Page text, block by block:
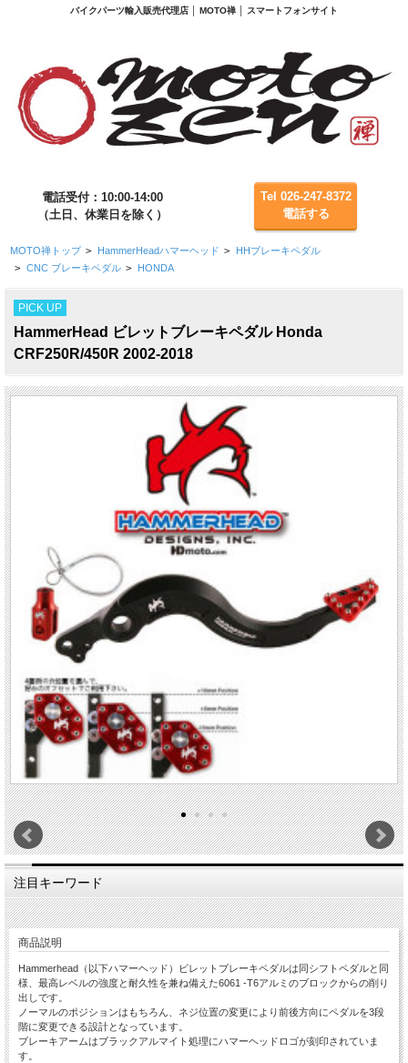
バイクパーツ輸入販売代理店 │ MOTO禅 │ スマートフォンサイト
電話受付：10:00-14:00
（土日、休業日を除く）
Tel 026-247-8372
電話する
MOTO禅トップ > HammerHeadハマーヘッド > HHブレーキペダル
> CNC ブレーキペダル > HONDA
PICK UP
HammerHead ビレットブレーキペダル Honda
CRF250R/450R 2002-2018
注目キーワード
商品説明
Hammerhead（以下ハマーヘッド）ビレットブレーキペダルは同シフトペダルと同
様、最高レベルの強度と耐久性を兼ね備えた6061 -T6アルミのブロックからの削り
出しです。
ノーマルのポジションはもちろん、ネジ位置の変更により前後方向にペダルを3段
階に変更できる設計となっています。
ブレーキアームはブラックアルマイト処理にハマーヘッドロゴが刻印されていま
す。